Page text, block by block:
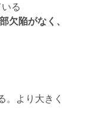
る
欠陥がなく、
。より大きく